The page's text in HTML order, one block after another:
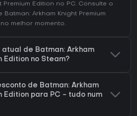
Premium Edition no PC. Consulte o
Arkham Knight Premium
melhor momento.
atual de Batman: Arkham
Edition no Steam?
de Batman: Arkham
Edition para PC - tudo num